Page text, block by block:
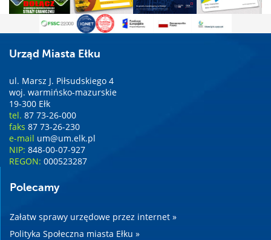
Urząd Miasta Ełku
ul. Marsz J. Piłsudskiego 4
woj. warmińsko-mazurskie
19-300 Ełk
tel. 87 73-26-000
faks 87 73-26-230
e-mail um@um.elk.pl
NIP: 848-00-07-927
REGON: 000523287
Polecamy
Załatw sprawy urzędowe przez internet »
Polityka Społeczna miasta Ełku »